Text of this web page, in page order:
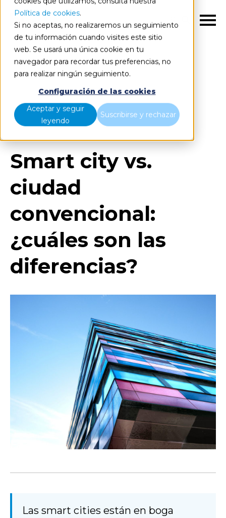
Política de cookies.
Si no aceptas, no realizaremos un seguimiento
de tu información cuando visites este sitio
web. Se usará una única cookie en tu
navegador para recordar tus preferencias, no
para realizar ningún seguimiento.
Configuración de las cookies
Aceptar y seguir
leyendo
Suscribirse y rechazar
ES
Smart city vs. ciudad convencional: ¿cuáles son las
diferencias?
Smart city vs.
ciudad
convencional:
¿cuáles son las
diferencias?
Las smart cities están en boga